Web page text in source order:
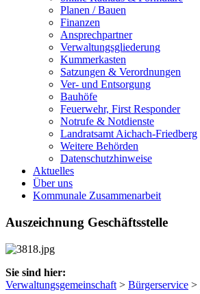
Planen / Bauen
Finanzen
Ansprechpartner
Verwaltungsgliederung
Kummerkasten
Satzungen & Verordnungen
Ver- und Entsorgung
Bauhöfe
Feuerwehr, First Responder
Notrufe & Notdienste
Landratsamt Aichach-Friedberg
Weitere Behörden
Datenschutzhinweise
Aktuelles
Über uns
Kommunale Zusammenarbeit
Auszeichnung Geschäftsstelle
Sie sind hier:
Verwaltungsgemeinschaft > Bürgerservice >